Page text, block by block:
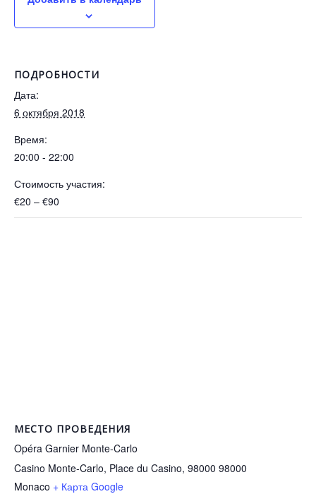
ПОДРОБНОСТИ
Дата:
6 октября 2018
Время:
20:00 - 22:00
Стоимость участия:
€20 – €90
МЕСТО ПРОВЕДЕНИЯ
Opéra Garnier Monte-Carlo
Casino Monte-Carlo, Place du Casino, 98000 98000
Monaco + Карта Google